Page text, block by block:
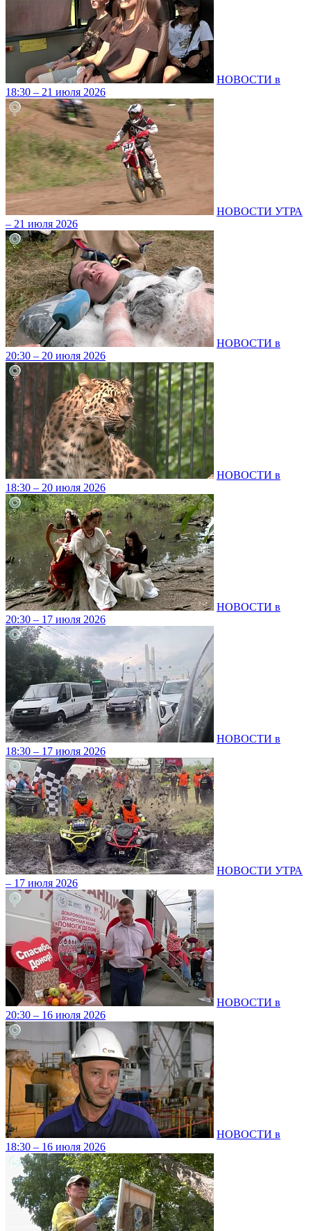
НОВОСТИ в
18:30 – 21 июля 2026
НОВОСТИ УТРА
– 21 июля 2026
НОВОСТИ в
20:30 – 20 июля 2026
НОВОСТИ в
18:30 – 20 июля 2026
НОВОСТИ в
20:30 – 17 июля 2026
НОВОСТИ в
18:30 – 17 июля 2026
НОВОСТИ УТРА
– 17 июля 2026
НОВОСТИ в
20:30 – 16 июля 2026
НОВОСТИ в
18:30 – 16 июля 2026